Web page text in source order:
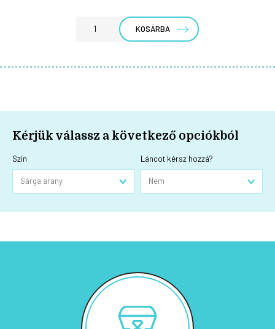
KOSÁRBA
Kérjük válassz a következő opciókból
Szín Láncot kérsz hozzá?